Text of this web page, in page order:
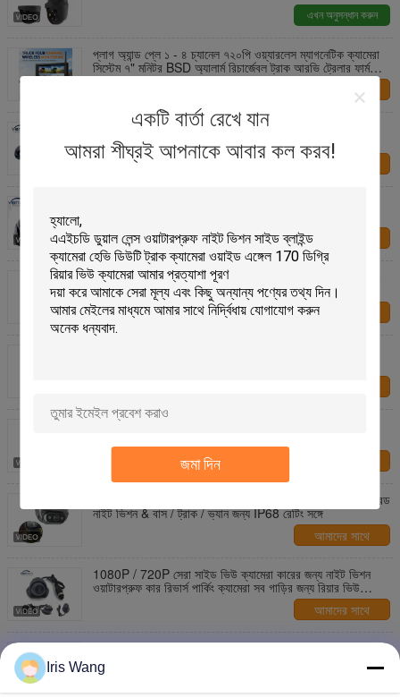
একটি বার্তা রেখে যান
আমরা শীঘ্রই আপনাকে আবার কল করব!
জমা দিন
এখন অনুসন্ধান করুন
প্লাগ অ্যান্ড প্লে ১ - ৪ চ্যানেল ৭২০পি ওয়্যারলেস ম্যাগনেটিক ক্যামেরা
সিস্টেম ৭" মনিটর BSD অ্যালার্ম রিচার্জেবল ট্রাক আরভি ট্রেলার ফার্ম
মেশিনারির জন্য
আমাদের সাথে
যোগাযোগ করুন
7 - ইঞ্চি এইচডি মনিটর এএইচডি রাডার রিভার্স ক্যামেরা সহ আইপি 68
ওয়াটারপ্রুফ সাইড / রিয়ার ভিউ সিস্টেম
আমাদের সাথে
1080P AI - চালিত DSM ক্যামেরা - 3D নাইট ভিশন এবং সমস্ত -
ব্লাইন্ড স্পট দূর করুন ¢ ভারী দায়িত্ব 1080P সাইড ক্যামেরা ইনফ্রারেড
নাইট ভিশন & বাস / ট্রাক / ভ্যান জন্য IP68 রেটিং সঙ্গে
আমাদের সাথে
1080P / 720P সেরা সাইড ভিউ ক্যামেরা কারের জন্য নাইট ভিশন
ওয়াটারপ্রুফ কার রিভার্স পার্কিং ক্যামেরা সব গাড়ির জন্য রিয়ার ভিউ
আমাদের সাথে
720 পি / 960 পি / 1280 পি ক্যামেরা 120 ওয়াইড এঙ্গেল এইচডি
মেটাল হোয়াইট ডোম ক্যামেরা বাস, ট্রাকের জন্য
Iris Wang